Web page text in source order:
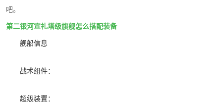
吧。
第二银河宣礼塔级旗舰怎么搭配装备
舰船信息
战术组件：
超级装置：